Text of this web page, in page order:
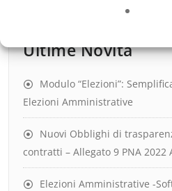
Ultime Novità
Modulo “Elezioni”:
Elezioni Amministrative
Nuovi Obblighi di
contratti – Allegato 9 PNA 2022
Elezioni Amministrative -